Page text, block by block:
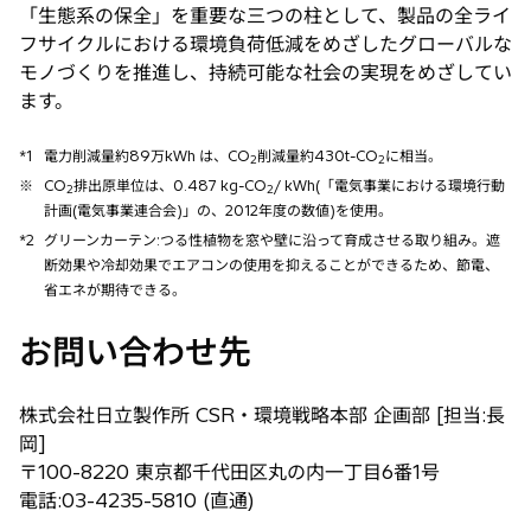
「生態系の保全」を重要な三つの柱として、製品の全ライ
フサイクルにおける環境負荷低減をめざしたグローバルな
モノづくりを推進し、持続可能な社会の実現をめざしてい
ます。
*1 電力削減量約89万kWh は、CO2削減量約430t-CO2に相当。
※
CO2排出原単位は、0.487 kg-CO2/ kWh(「電気事業における環境行動
計画(電気事業連合会)」の、2012年度の数値)を使用。
*2 グリーンカーテン:つる性植物を窓や壁に沿って育成させる取り組み。遮
断効果や冷却効果でエアコンの使用を抑えることができるため、節電、
省エネが期待できる。
お問い合わせ先
株式会社日立製作所 CSR・環境戦略本部 企画部 [担当:長
岡]
〒100-8220 東京都千代田区丸の内一丁目6番1号
電話:03-4235-5810 (直通)